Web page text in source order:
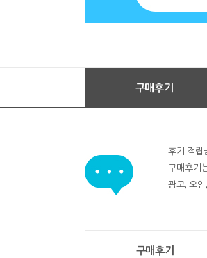
구매후기
후기 적립
구매후기
광고, 오
구매후기